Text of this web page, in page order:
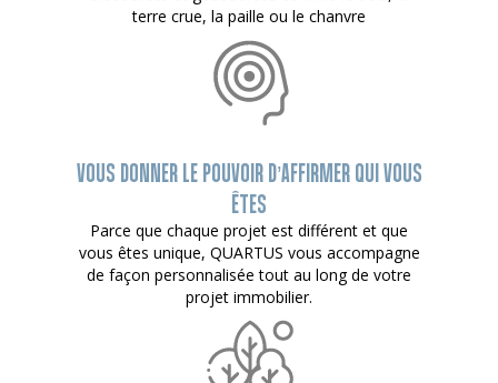
terre crue, la paille ou le chanvre
VOUS DONNER LE POUVOIR D’AFFIRMER QUI VOUS
ÊTES
Parce que chaque projet est différent et que
vous êtes unique, QUARTUS vous accompagne
de façon personnalisée tout au long de votre
projet immobilier.